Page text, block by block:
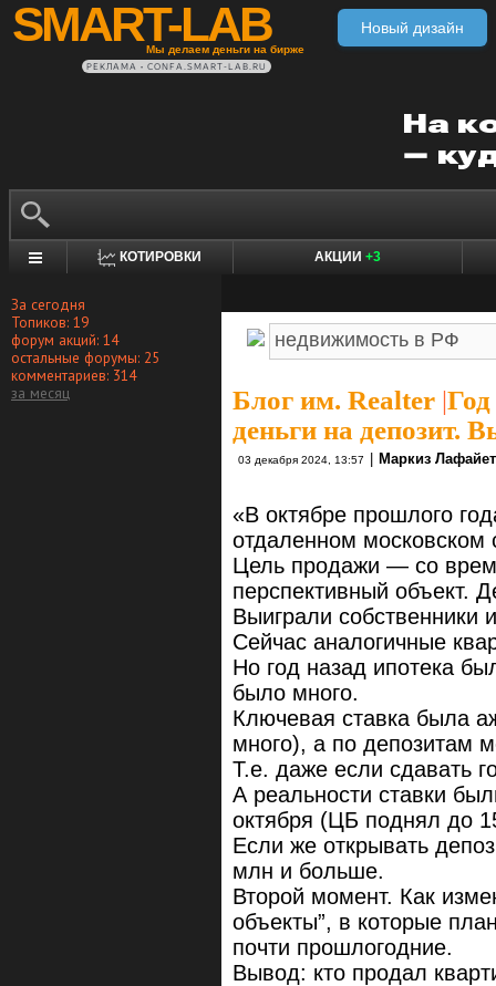
SMART-LAB
Мы делаем деньги на бирже
Новый дизайн
РЕКЛАМА • CONFA.SMART-LAB.RU
КОТИРОВКИ АКЦИИ +3
За сегодня
Топиков: 19
форум акций: 14
остальные форумы: 25
комментариев: 314
за месяц
Блог им. Realter |
деньги на депозит.
03 декабря 2024, 13:57 Маркиз Лафайет
«В октябре прошлого
отдаленном
Цель продажи — со
перспективный объект.
Выиграли собственники
Сейчас аналогичные
Но год назад ипотека
было много.
Ключевая ставка была
много), а по депозитам
Т.е. даже если сдавать
А реальности ставки
октября (ЦБ поднял до
Если же открывать
млн и больше.
Второй момент. Как
объекты”, в которые
почти прошлогодние.
Вывод: кто продал